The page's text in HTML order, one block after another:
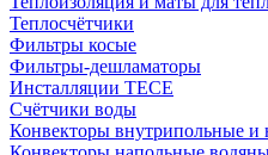
Теплосчётчики
Фильтры косые
Фильтры-дешламаторы
Инсталляции TECE
Счётчики воды
Конвекторы внутрипольные и